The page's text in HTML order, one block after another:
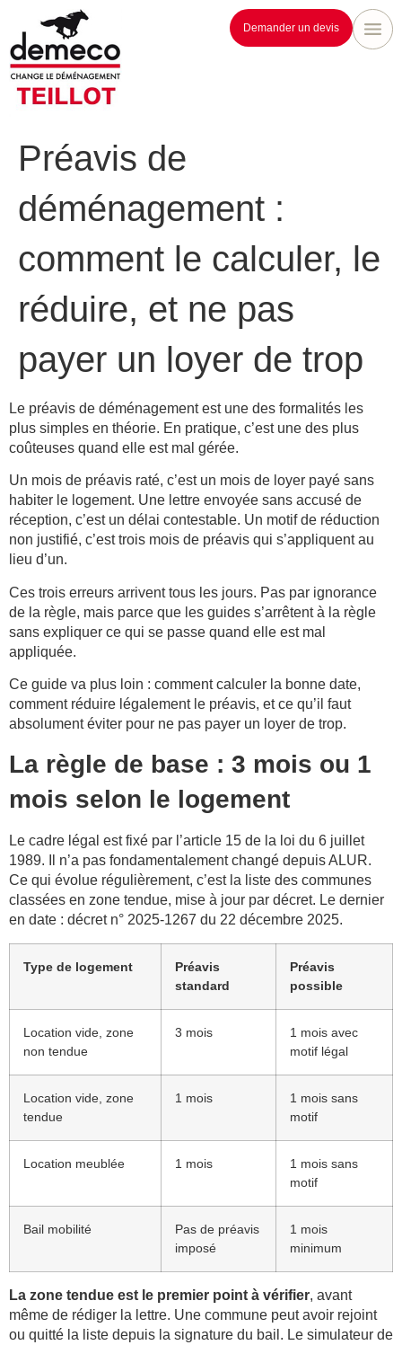
Demander un devis
Préavis de
déménagement :
comment le calculer, le
réduire, et ne pas
payer un loyer de trop
Le préavis de déménagement est une des formalités les
plus simples en théorie. En pratique, c’est une des plus
coûteuses quand elle est mal gérée.
Un mois de préavis raté, c’est un mois de loyer payé sans
habiter le logement. Une lettre envoyée sans accusé de
réception, c’est un délai contestable. Un motif de réduction
non justifié, c’est trois mois de préavis qui s’appliquent au
lieu d’un.
Ces trois erreurs arrivent tous les jours. Pas par ignorance
de la règle, mais parce que les guides s’arrêtent à la règle
sans expliquer ce qui se passe quand elle est mal
appliquée.
Ce guide va plus loin : comment calculer la bonne date,
comment réduire légalement le préavis, et ce qu’il faut
absolument éviter pour ne pas payer un loyer de trop.
La règle de base : 3 mois ou 1
mois selon le logement
Le cadre légal est fixé par l’article 15 de la loi du 6 juillet
1989. Il n’a pas fondamentalement changé depuis ALUR.
Ce qui évolue régulièrement, c’est la liste des communes
classées en zone tendue, mise à jour par décret. Le dernier
en date : décret n° 2025-1267 du 22 décembre 2025.
Type de logement
Préavis
standard
Préavis
possible
Location vide, zone
non tendue
3 mois
1 mois avec
motif légal
Location vide, zone
tendue
1 mois
1 mois sans
motif
Location meublée 1 mois
1 mois sans
motif
Bail mobilité
Pas de préavis
imposé
1 mois
minimum
La zone tendue est le premier point à vérifier, avant
même de rédiger la lettre. Une commune peut avoir rejoint
ou quitté la liste depuis la signature du bail. Le simulateur de